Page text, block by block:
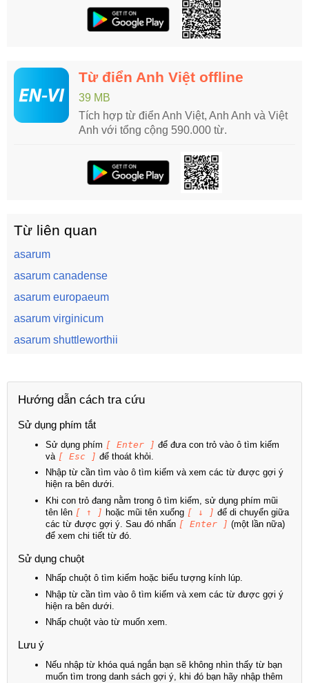
Từ điển Anh Việt offline
39 MB
Tích hợp từ điển Anh Việt, Anh Anh và Việt
Anh với tổng cộng 590.000 từ.
Từ liên quan
asarum
asarum canadense
asarum europaeum
asarum virginicum
asarum shuttleworthii
Hướng dẫn cách tra cứu
Sử dụng phím tắt
Sử dụng phím [ Enter ] để đưa con trỏ vào ô tìm kiếm
và [ Esc ] để thoát khỏi.
Nhập từ cần tìm vào ô tìm kiếm và xem các từ được gợi ý
hiện ra bên dưới.
Khi con trỏ đang nằm trong ô tìm kiếm, sử dụng phím mũi
tên lên [ ↑ ] hoặc mũi tên xuống [ ↓ ] để di chuyển giữa
các từ được gợi ý. Sau đó nhấn [ Enter ] (một lần nữa)
để xem chi tiết từ đó.
Sử dụng chuột
Nhấp chuột ô tìm kiếm hoặc biểu tượng kính lúp.
Nhập từ cần tìm vào ô tìm kiếm và xem các từ được gợi ý
hiện ra bên dưới.
Nhấp chuột vào từ muốn xem.
Lưu ý
Nếu nhập từ khóa quá ngắn bạn sẽ không nhìn thấy từ bạn
muốn tìm trong danh sách gợi ý, khi đó bạn hãy nhập thêm